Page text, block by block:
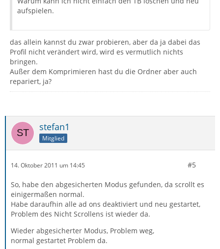
aufspielen.
das allein kannst du zwar probieren, aber da ja dabei das
Profil nicht verändert wird, wird es vermutlich nichts
bringen.
Außer dem Komprimieren hast du die Ordner aber auch
repariert, ja?
stefan1
Mitglied
14. Oktober 2011 um 14:45 #5
So, habe den abgesicherten Modus gefunden, da scrollt es
einigermaßen normal.
Habe daraufhin alle ad ons deaktiviert und neu gestartet,
Problem des Nicht Scrollens ist wieder da.
Wieder abgesicherter Modus, Problem weg,
normal gestartet Problem da.